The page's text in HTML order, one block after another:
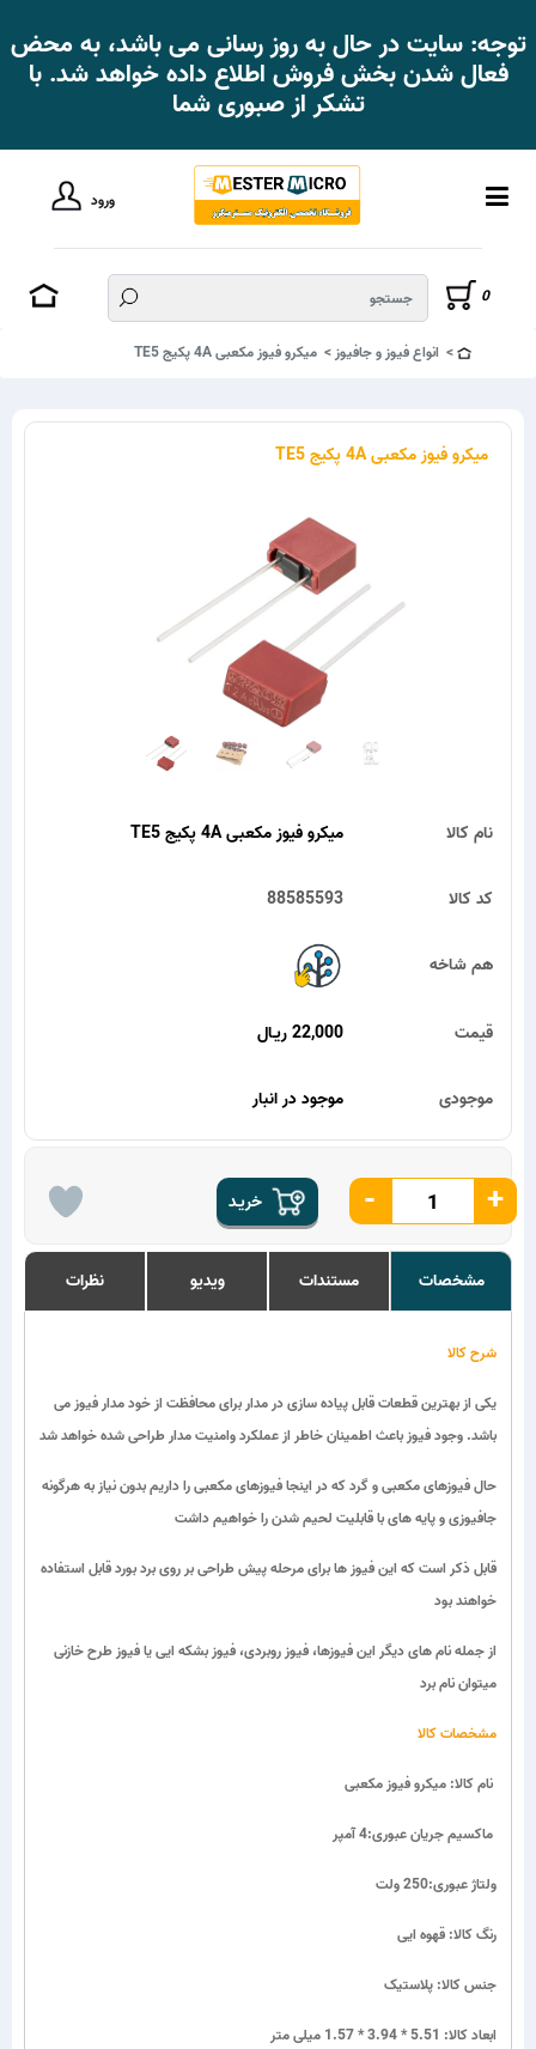
توجه: سایت در حال به روز رسانی می باشد، به محض
فعال شدن بخش فروش اطلاع داده خواهد شد. با
تشکر از صبوری شما
ورود
0
انواع فیوز و جافیوز میکرو فیوز مکعبی 4A پکیج TE5
میکرو فیوز مکعبی 4A پکیج TE5
میکرو فیوز مکعبی 4A پکیج TE5 نام کالا
88585593 کد کالا
هم شاخه
22,000 ریـال قیمت
موجود در انبار موجودی
خریـد - +
مشخصات مستندات ویدیو نظرات
شرح کالا
یکی از بهترین قطعات قابل پیاده سازی در مدار برای محافظت از خود مدار فیوز می
باشد. وجود فیوز باعث اطمینان خاطر از عملکرد وامنیت مدار طراحی شده خواهد شد
حال فیوزهای مکعبی و گرد که در اینجا فیوزهای مکعبی را داریم بدون نیاز به هرگونه
جافیوزی و پایه های با قابلیت لحیم شدن را خواهیم داشت
قابل ذکر است که این فیوز ها برای مرحله پیش طراحی بر روی برد بورد قابل استفاده
خواهند بود
از جمله نام های دیگر این فیوزها، فیوز روبردی، فیوز بشکه ایی یا فیوز طرح خازنی
میتوان نام برد
مشخصات کالا
ولتاژ عبوری:250 ولت
رنگ کالا: قهوه ایی
جنس کالا: پلاستیک
ابعاد کالا: 5.51 * 3.94 * 1.57 میلی متر